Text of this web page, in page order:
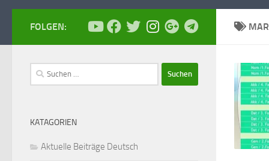
FOLGEN:
Suchen
nach:
KATAGORIEN
Aktuelle Beiträge Deutsch